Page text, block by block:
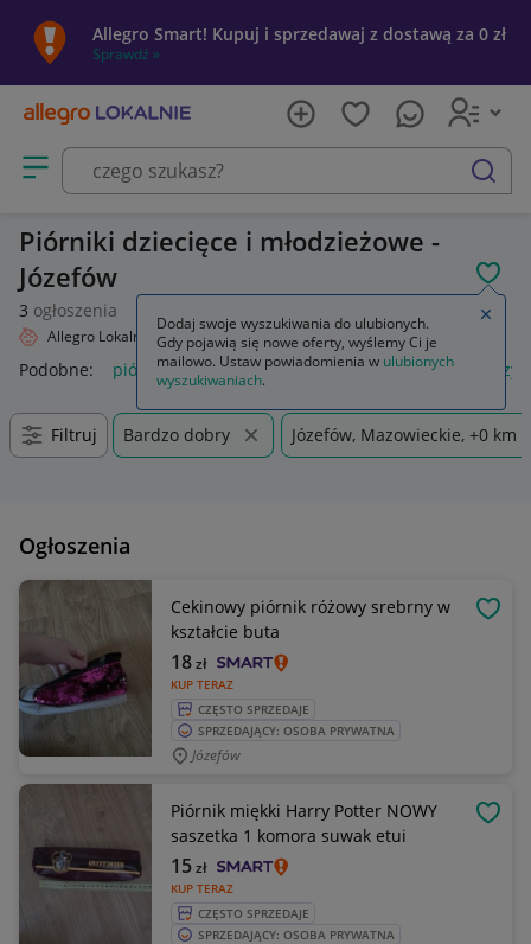
Allegro Smart! Kupuj i sprzedawaj z dostawą za 0 zł
Sprawdź »
Otwórz menu z kategoriami
szukaj
Piórniki dziecięce i młodzieżowe -
Józefów
3 ogłoszenia
Allegro Lokalnie Dziecko Artykuły szkolne Piórniki
Podobne: piórnik piórnik dla chłopca piórnik dla
Filtruj Bardzo dobry Józefów, Mazowieckie, +0 km
Ogłoszenia
Cekinowy piórnik różowy srebrny w
kształcie buta
KUP TERAZ
18zł
CZĘSTO SPRZEDAJE
SPRZEDAJĄCY: OSOBA PRYWATNA
Józefów
Piórnik miękki Harry Potter NOWY
saszetka 1 komora suwak etui
KUP TERAZ
15zł
CZĘSTO SPRZEDAJE
SPRZEDAJĄCY: OSOBA PRYWATNA
Dodaj swoje wyszukiwania do ulubionych.
Gdy pojawią się nowe oferty, wyślemy Ci je
mailowo. Ustaw powiadomienia w ulubionych
wyszukiwaniach.